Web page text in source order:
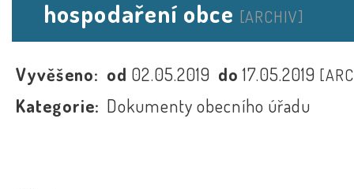
hospodaření obce [ARCHIV]
Vyvěšeno: od 02.05.2019 do17.05.2019
Kategorie: Dokumenty obecního úřadu